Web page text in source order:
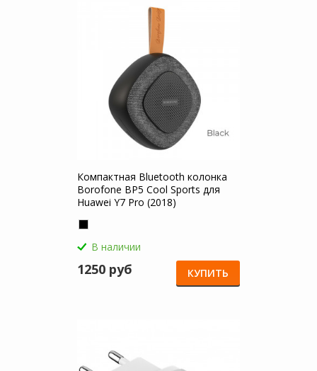
Компактная Bluetooth колонка
Borofone BP5 Cool Sports для
Huawei Y7 Pro (2018)
В наличии
1250 руб КУПИТЬ